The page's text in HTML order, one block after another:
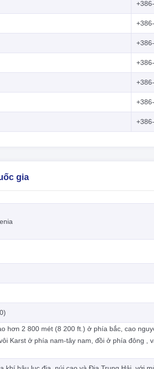
gia
hơn 2 800 mét (8 200 ft.) ở phía bắc, cao
Karst ở phía nam-tây nam, đồi ở phía đông ,